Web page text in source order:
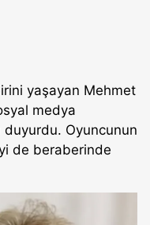
yaşayan Mehmet
medya
duyurdu. Oyuncunun
de beraberinde